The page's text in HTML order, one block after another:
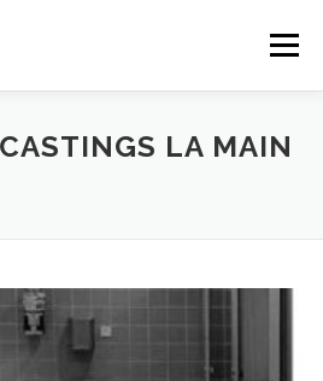
Menu
ACTUALITÉS RÉALISATIONS
CASTINGS LA MAIN